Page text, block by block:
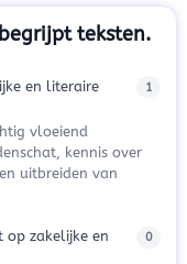
teksten.
en literaire
1
vloeiend
kennis over
uitbreiden van
op zakelijke en
0